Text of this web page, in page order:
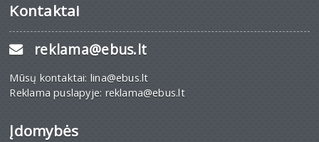
Kontaktai
reklama@ebus.lt
Mūsų kontaktai: lina@ebus.lt
Reklama puslapyje: reklama@ebus.lt
Įdomybės